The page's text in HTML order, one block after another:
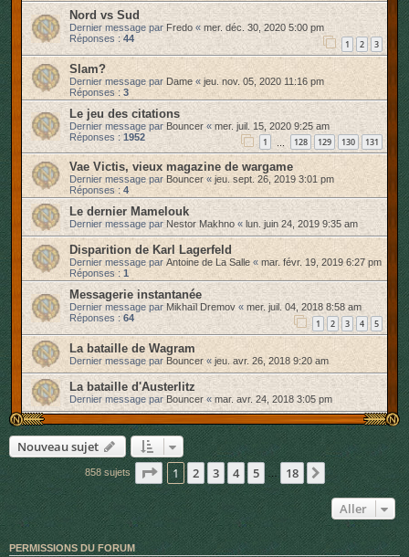
Nord vs Sud
Dernier message parFredo « mer. déc. 30, 2020 5:00 pm
Réponses : 44 1 2 3
Slam?
Dernier message par Dame« jeu. nov. 05, 2020 11:16 pm
Réponses : 3
Le jeu des citations
Dernier message parBouncer «mer. juil. 15, 2020 9:25 am
Réponses : 1952 1 128 129 130 131
Vae Victis, vieux magazine de wargame
Dernier message par Bouncer« jeu. sept. 26, 2019 3:01 pm
Réponses : 4
Le dernier Mamelouk
Dernier message parNestor Makhno « lun. juin 24, 2019 9:35 am
Disparition de Karl Lagerfeld
Dernier message par Antoine de La Salle « mar. févr. 19, 2019 6:27 pm
Réponses : 1
Messagerie instantanée
Dernier message parMikhaïl Dremov « mer. juil. 04, 2018 8:58 am
Réponses : 64 1 2 3 4 5
La bataille de Wagram
Dernier message par Bouncer« jeu. avr. 26, 2018 9:20 am
La bataille d'Austerlitz
Dernier message parBouncer «mar. avr. 24, 2018 3:05 pm
Nouveau sujet
858 sujets Page 1sur18
1 2 3 4 5 … 18 Suivant
Aller
PERMISSIONS DU FORUM